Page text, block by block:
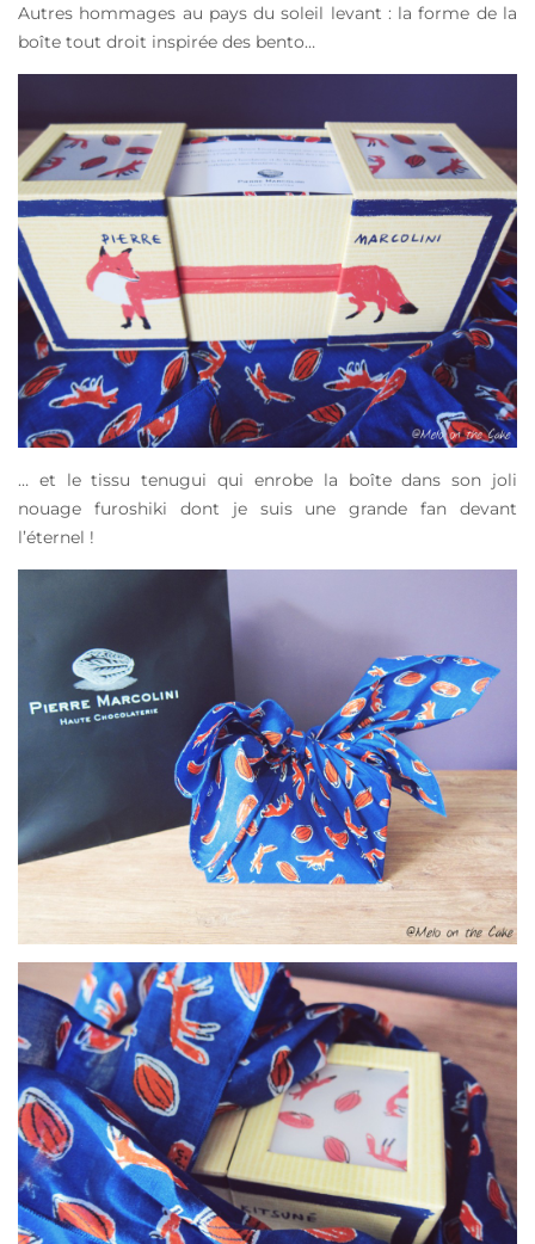
Autres hommages au pays du soleil levant : la forme de la
boîte tout droit inspirée des bento…
… et le tissutenugui qui enrobe la boîte dans son joli
nouage furoshiki dont je suis une grande fan devant
l’éternel !